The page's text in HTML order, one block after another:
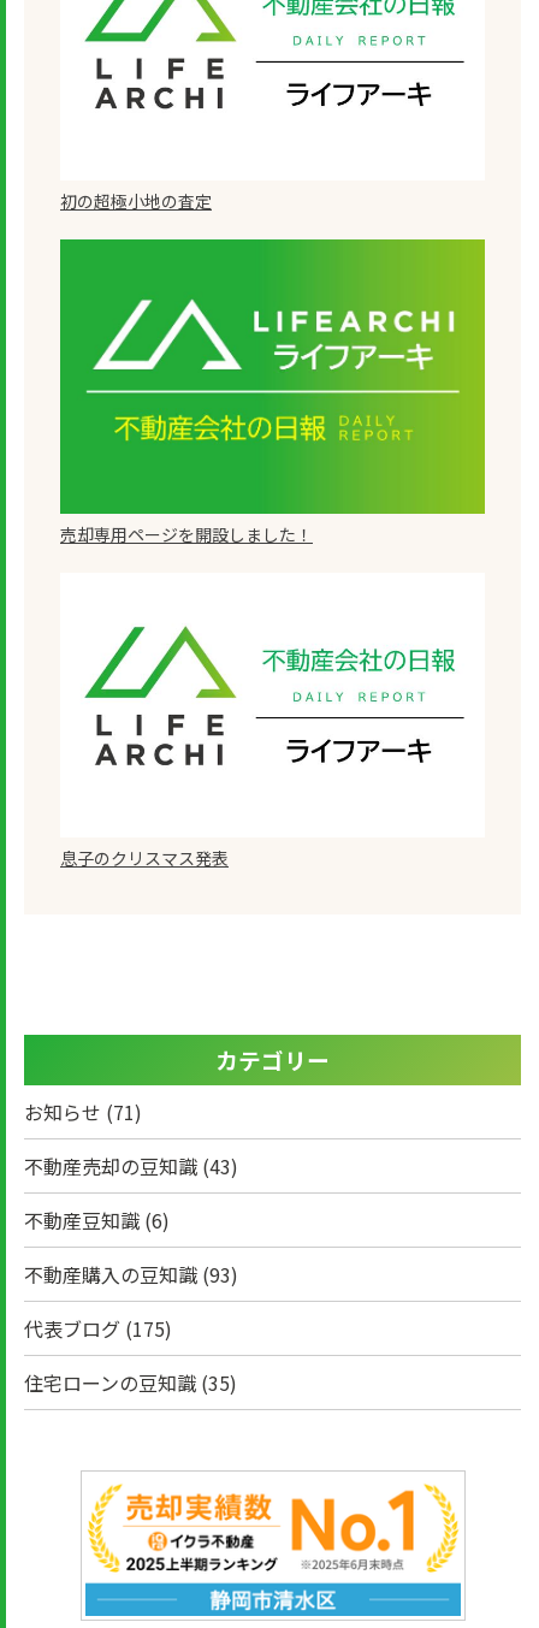
初の超極小地の査定
売却専用ページを開設しました！
息子のクリスマス発表
カテゴリー
お知らせ (71)
不動産売却の豆知識 (43)
不動産豆知識 (6)
不動産購入の豆知識 (93)
代表ブログ (175)
住宅ローンの豆知識 (35)